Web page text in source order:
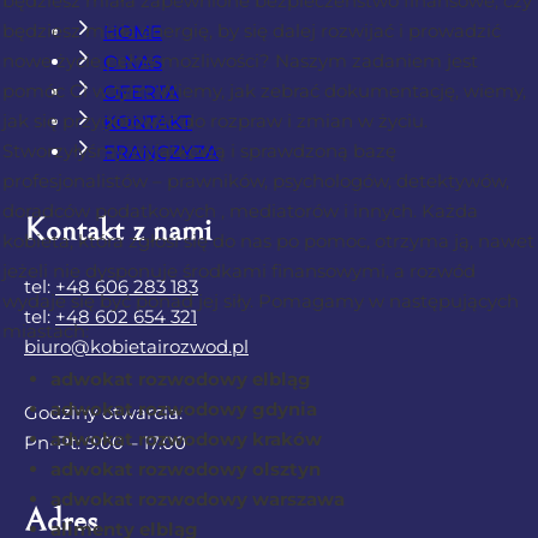
będziesz miała energię, by się dalej rozwijać i prowadzić
nowe życie pełne możliwości? Naszym zadaniem jest
pomóc Ci w tym. Wiemy, jak zebrać dokumentację, wiemy,
jak się przygotować do rozpraw i zmian w życiu.
Stworzyłyśmy wyjątkową i sprawdzoną bazę
profesjonalistów – prawników, psychologów, detektywów,
doradców podatkowych , mediatorów i innych. Każda
kobieta, która zgłosi się do nas po pomoc, otrzyma ją, nawet
jeżeli nie dysponuje środkami finansowymi, a rozwód
wydaje się być ponad jej siły. Pomagamy w następujących
miastach:
adwokat rozwodowy elbląg
adwokat rozwodowy gdynia
adwokat rozwodowy kraków
adwokat rozwodowy olsztyn
adwokat rozwodowy warszawa
alimenty elbląg
HOME
O NAS
OFERTA
KONTAKT
FRANCZYZA
Kontakt z nami
tel: +48 606 283 183
tel:+48 602 654 321
biuro@kobietairozwod.pl
Godziny otwarcia:
Pn-Pt: 9.00 – 17.00
Adres